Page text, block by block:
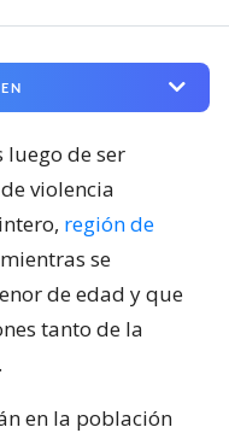
luego de ser
violencia
región de
se
de edad y que
tanto de la
en la población